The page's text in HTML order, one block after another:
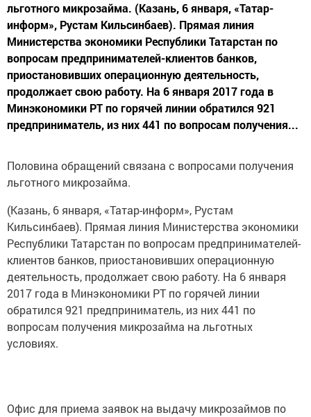
льготного микрозайма. (Казань, 6 января, «Татар-
информ», Рустам Кильсинбаев). Прямая линия
Министерства экономики Республики Татарстан по
вопросам предпринимателей-клиентов банков,
приостановивших операционную деятельность,
продолжает свою работу. На 6 января 2017 года в
Минэкономики РТ по горячей линии обратился 921
предприниматель, из них 441 по вопросам получения...
Половина обращений связана с вопросами получения
льготного микрозайма.
(Казань, 6 января, «Татар-информ», Рустам
Кильсинбаев). Прямая линия Министерства экономики
Республики Татарстан по вопросам предпринимателей-
клиентов банков, приостановивших операционную
деятельность, продолжает свою работу. На 6 января
2017 года в Минэкономики РТ по горячей линии
обратился 921 предприниматель, из них 441 по
вопросам получения микрозайма на льготных
условиях.
Офис для приема заявок на выдачу микрозаймов по